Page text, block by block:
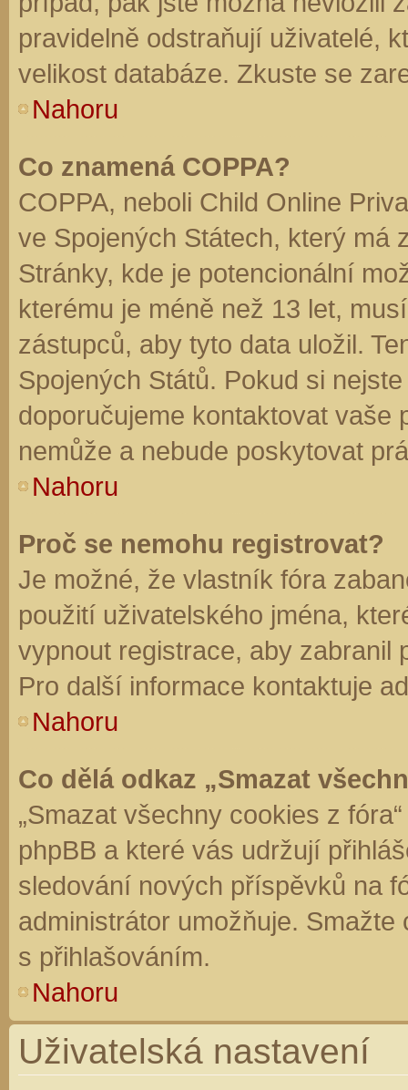
pravidelně odstraňují uživatelé,
velikost databáze. Zkuste se
Nahoru
Co znamená COPPA?
COPPA, neboli Child Online
ve Spojených Státech, který má
Stránky, kde je potencionální
kterému je méně než 13 let,
zástupců, aby tyto data uložil.
Spojených Států. Pokud si
doporučujeme kontaktovat vaše
nemůže a nebude poskytovat
Nahoru
Proč se nemohu registrovat?
Je možné, že vlastník fóra
použití uživatelského jména,
vypnout registrace, aby zabranil
Pro další informace kontaktuje
Nahoru
Co dělá odkaz „Smazat
„Smazat všechny cookies z
phpBB a které vás udržují
sledování nových příspěvků na
administrátor umožňuje.
s přihlašováním.
Nahoru
Uživatelská nastavení